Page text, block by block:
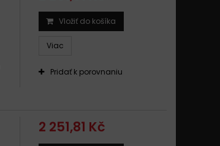
Vložiť do košíka
Viac
Pridať k porovnaniu
2 251,81 Kč